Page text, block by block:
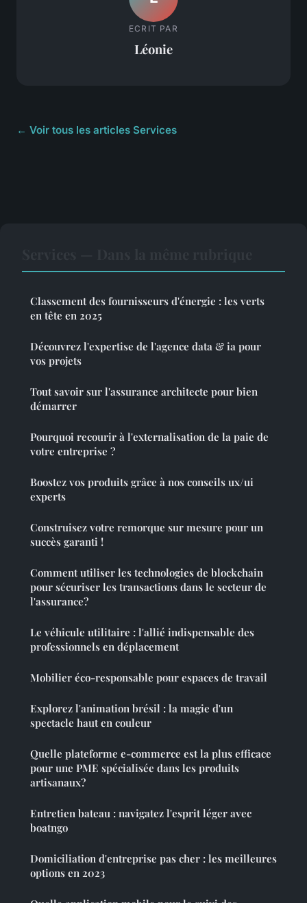
ECRIT PAR
Léonie
← Voir tous les articles Services
Classement des fournisseurs d'énergie : les verts
en tête en 2025
Découvrez l'expertise de l'agence data & ia pour
vos projets
Tout savoir sur l'assurance architecte pour bien
démarrer
Pourquoi recourir à l'externalisation de la paie de
votre entreprise ?
Boostez vos produits grâce à nos conseils ux/ui
experts
Construisez votre remorque sur mesure pour un
succès garanti !
Comment utiliser les technologies de blockchain
pour sécuriser les transactions dans le secteur de
l'assurance?
Le véhicule utilitaire : l'allié indispensable des
professionnels en déplacement
Mobilier éco-responsable pour espaces de travail
Explorez l'animation brésil : la magie d'un
spectacle haut en couleur
Quelle plateforme e-commerce est la plus efficace
pour une PME spécialisée dans les produits
artisanaux?
Entretien bateau : navigatez l'esprit léger avec
boatngo
Domiciliation d'entreprise pas cher : les meilleures
options en 2023